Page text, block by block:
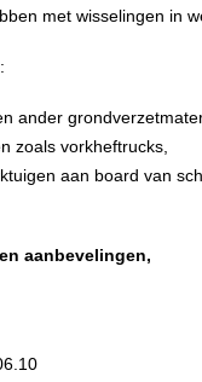
met wisselingen in
ander
zoals vorkhef­trucks,
aan board van
aanbevelingen,